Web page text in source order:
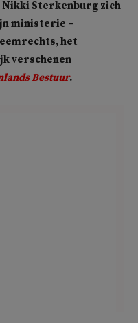
Sterkenburg zich
ministerie –
het
verschenen
Bestuur.